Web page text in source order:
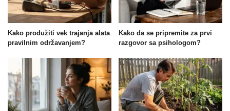
Kako produžiti vek trajanja alata
pravilnim održavanjem?
Kako da se pripremite za prvi
razgovor sa psihologom?